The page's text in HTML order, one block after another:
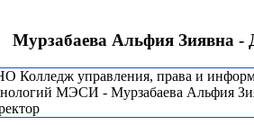
Мурзабаева Альфия Зиявна -